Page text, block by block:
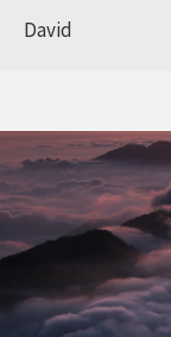
David